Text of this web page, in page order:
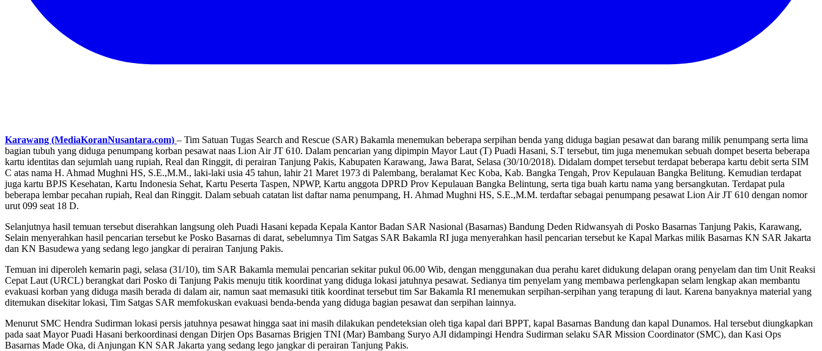
Karawang (MediaKoranNusantara.com) – Tim Satuan Tugas Search and Rescue (SAR) Bakamla menemukan beberapa serpihan benda yang diduga bagian pesawat dan barang milik penumpang serta lima
bagian tubuh yang diduga penumpang korban pesawat naas Lion Air JT 610. Dalam pencarian yang dipimpin Mayor Laut (T) Puadi Hasani, S.T tersebut, tim juga menemukan sebuah dompet beserta beberapa
kartu identitas dan sejumlah uang rupiah, Real dan Ringgit, di perairan Tanjung Pakis, Kabupaten Karawang, Jawa Barat, Selasa (30/10/2018). Didalam dompet tersebut terdapat beberapa kartu debit serta SIM
C atas nama H. Ahmad Mughni HS, S.E.,M.M., laki-laki usia 45 tahun, lahir 21 Maret 1973 di Palembang, beralamat Kec Koba, Kab. Bangka Tengah, Prov Kepulauan Bangka Belitung. Kemudian terdapat
juga kartu BPJS Kesehatan, Kartu Indonesia Sehat, Kartu Peserta Taspen, NPWP, Kartu anggota DPRD Prov Kepulauan Bangka Belintung, serta tiga buah kartu nama yang bersangkutan. Terdapat pula
beberapa lembar pecahan rupiah, Real dan Ringgit. Dalam sebuah catatan list daftar nama penumpang, H. Ahmad Mughni HS, S.E.,M.M. terdaftar sebagai penumpang pesawat Lion Air JT 610 dengan nomor
urut 099 seat 18 D.
Selanjutnya hasil temuan tersebut diserahkan langsung oleh Puadi Hasani kepada Kepala Kantor Badan SAR Nasional (Basarnas) Bandung Deden Ridwansyah di Posko Basarnas Tanjung Pakis, Karawang,
Selain menyerahkan hasil pencarian tersebut ke Posko Basarnas di darat, sebelumnya Tim Satgas SAR Bakamla RI juga menyerahkan hasil pencarian tersebut ke Kapal Markas milik Basarnas KN SAR Jakarta
dan KN Basudewa yang sedang lego jangkar di perairan Tanjung Pakis.
Temuan ini diperoleh kemarin pagi, selasa (31/10), tim SAR Bakamla memulai pencarian sekitar pukul 06.00 Wib, dengan menggunakan dua perahu karet didukung delapan orang penyelam dan tim Unit Reaksi
Cepat Laut (URCL) berangkat dari Posko di Tanjung Pakis menuju titik koordinat yang diduga lokasi jatuhnya pesawat. Sedianya tim penyelam yang membawa perlengkapan selam lengkap akan membantu
evakuasi korban yang diduga masih berada di dalam air, namun saat memasuki titik koordinat tersebut tim Sar Bakamla RI menemukan serpihan-serpihan yang terapung di laut. Karena banyaknya material yang
ditemukan disekitar lokasi, Tim Satgas SAR memfokuskan evakuasi benda-benda yang diduga bagian pesawat dan serpihan lainnya.
Menurut SMC Hendra Sudirman lokasi persis jatuhnya pesawat hingga saat ini masih dilakukan pendeteksian oleh tiga kapal dari BPPT, kapal Basarnas Bandung dan kapal Dunamos. Hal tersebut diungkapkan
pada saat Mayor Puadi Hasani berkoordinasi dengan Dirjen Ops Basarnas Brigjen TNI (Mar) Bambang Suryo AJI didampingi Hendra Sudirman selaku SAR Mission Coordinator (SMC), dan Kasi Ops
Basarnas Made Oka, di Anjungan KN SAR Jakarta yang sedang lego jangkar di perairan Tanjung Pakis.